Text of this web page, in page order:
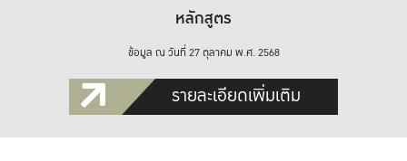
หลักสูตร
ข้อมูล ณ วันที่ 27 ตุลาคม พ.ศ. 2568
รายละเอียดเพิ่มเติม